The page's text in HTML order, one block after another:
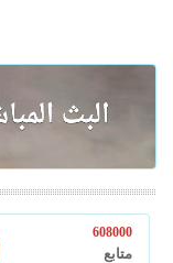
608000
متابع